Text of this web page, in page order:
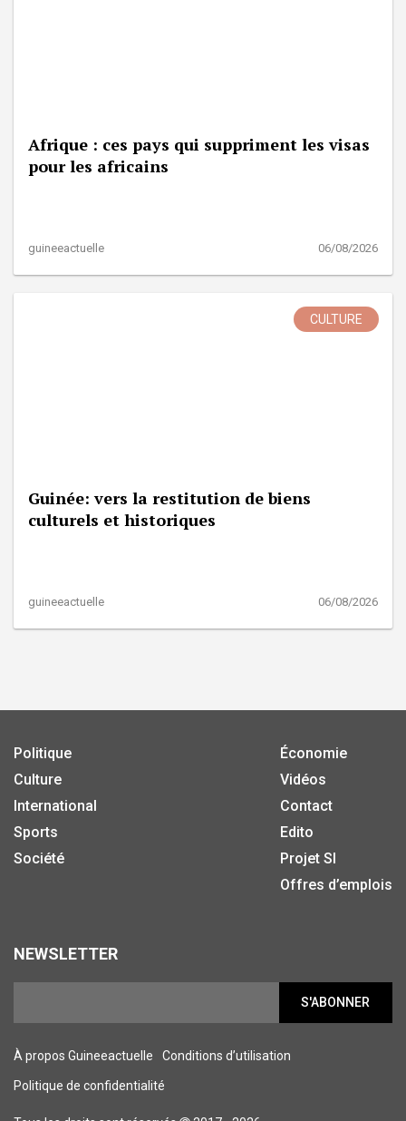
Afrique : ces pays qui suppriment les visas
pour les africains
guineeactuelle 06/08/2026
CULTURE
Guinée: vers la restitution de biens
culturels et historiques
guineeactuelle 06/08/2026
Politique
Culture
International
Sports
Société
Économie
Vidéos
Contact
Edito
Projet SI
Offres d’emplois
NEWSLETTER
S'ABONNER
À propos Guineeactuelle Conditions d’utilisation
Politique de confidentialité